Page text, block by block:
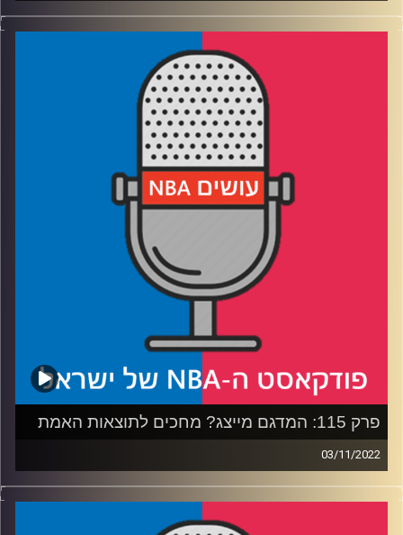
פודקאסט האן.בי.איי עם ערן סורוקה, שרון דוידוביץ', משה
דוידוביץ' ועידן לוצקי.
רבע 2: באנקרו ומאת'ורין מטנקקים בכיף, ברוקלין מוכיחה
קרדיט תמונות:עידן לוצקי
פרק 115: המדגם מייצג? מחכים לתוצאות האמת
03/11/2022
פודקאסט האן.בי.איי עם ערן סורוקה, שרון דוידוביץ', משה
דוידוביץ' ועידן לוצקי.